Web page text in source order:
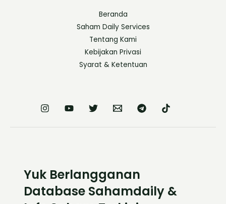
Beranda
Saham Daily Services
Tentang Kami
Kebijakan Privasi
Syarat & Ketentuan
Yuk Berlangganan
Database Sahamdaily &